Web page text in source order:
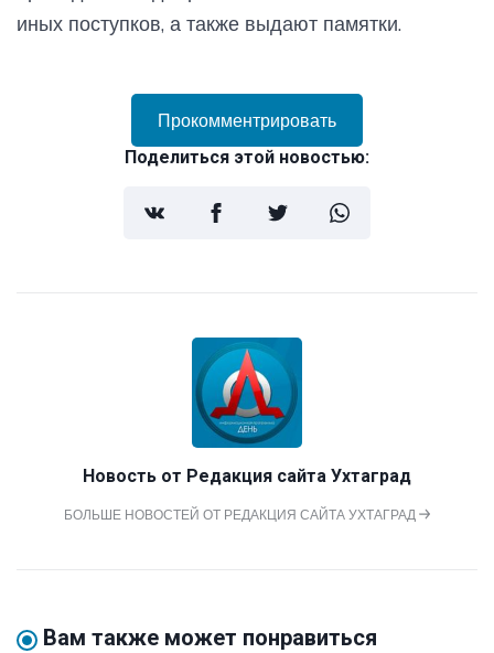
иных поступков, а также выдают памятки.
Прокомментрировать
Поделиться этой новостью:
Новость от Редакция сайта Ухтаград
БОЛЬШЕ НОВОСТЕЙ ОТ РЕДАКЦИЯ САЙТА УХТАГРАД
Вам также может понравиться